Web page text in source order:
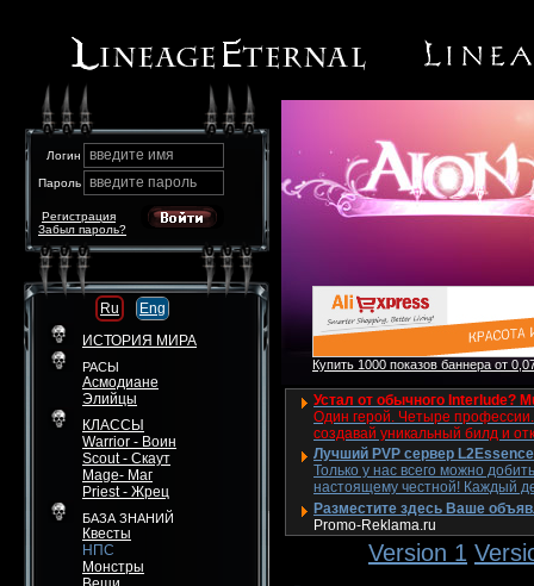
Логин введите имя
Пароль введите пароль
Забыл пароль?
Регистрация
Ru
Eng
ИСТОРИЯ МИРА
РАСЫ
Асмодиане
Элийцы
КЛАССЫ
Warrior - Воин
Scout - Скаут
Mage- Маг
Priest - Жрец
БАЗА ЗНАНИЙ
Квесты
НПС
Монстры
Купить 1000 показов баннера от
Устал от обычного Interlude?
Один герой. Четыре
создавай уникальный билд и
Лучший PVP сервер
Только у нас всего можно
настоящему честной! Каждый
Разместите здесь Ваше
Promo-Reklama.ru
Version 1